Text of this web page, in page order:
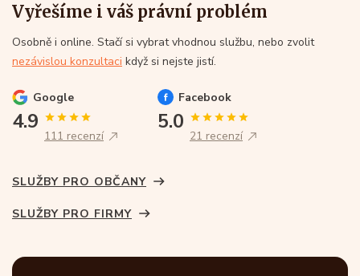
Vyřešíme i váš právní problém
Osobně i online. Stačí si vybrat vhodnou službu, nebo zvolit
nezávislou konzultaci když si nejste jistí.
Google
4.9
111 recenzí
Facebook
5.0
21 recenzí
SLUŽBY PRO OBČANY
SLUŽBY PRO FIRMY